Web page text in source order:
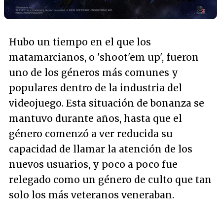
Hubo un tiempo en el que los
matamarcianos, o 'shoot'em up', fueron
uno de los géneros más comunes y
populares dentro de la industria del
videojuego. Esta situación de bonanza se
mantuvo durante años, hasta que el
género comenzó a ver reducida su
capacidad de llamar la atención de los
nuevos usuarios, y poco a poco fue
relegado como un género de culto que tan
solo los más veteranos veneraban.